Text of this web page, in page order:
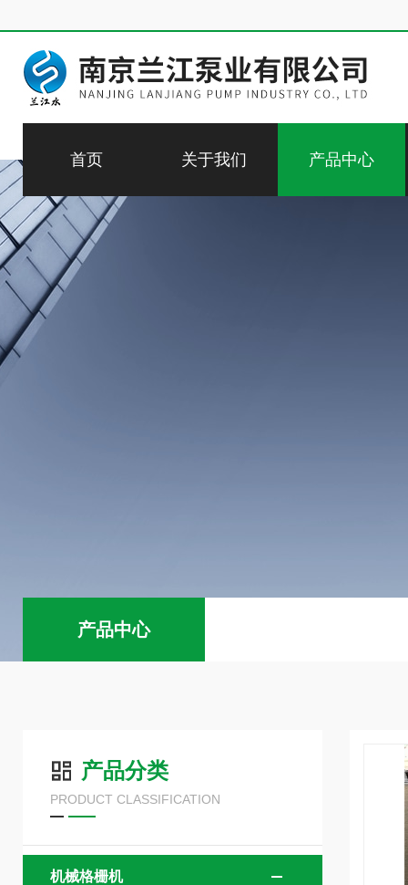
首页 关于我们 产品中心
产品中心
产品分类
PRODUCT CLASSIFICATION
机械格栅机